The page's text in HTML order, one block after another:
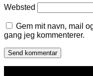
Websted
Gem mit navn, mail
gang jeg kommenterer.